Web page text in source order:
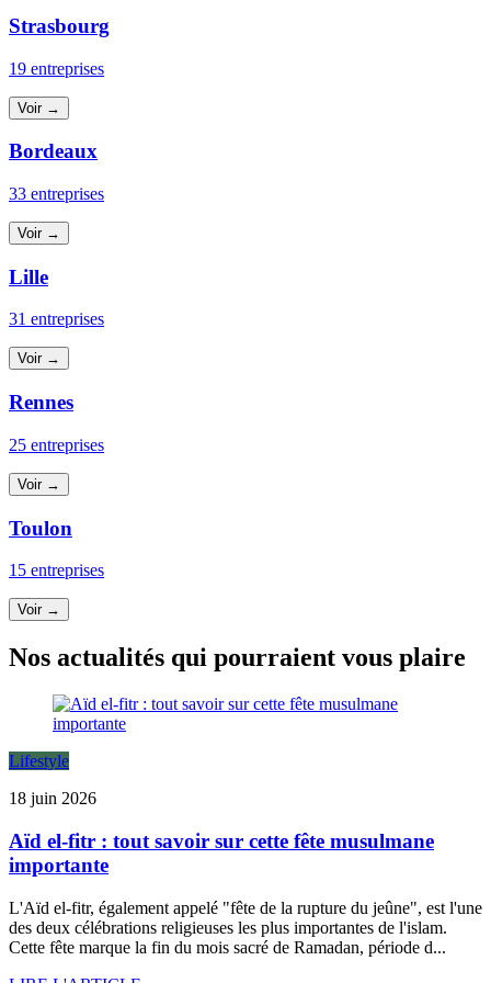
Strasbourg
19 entreprises
Voir →
Bordeaux
33 entreprises
Voir →
Lille
31 entreprises
Voir →
Rennes
25 entreprises
Voir →
Toulon
15 entreprises
Voir →
Nos actualités qui pourraient vous plaire
Lifestyle
18 juin 2026
Aïd el-fitr : tout savoir sur cette fête musulmane
importante
L'Aïd el-fitr, également appelé "fête de la rupture du jeûne", est l'une
des deux célébrations religieuses les plus importantes de l'islam.
Cette fête marque la fin du mois sacré de Ramadan, période d...